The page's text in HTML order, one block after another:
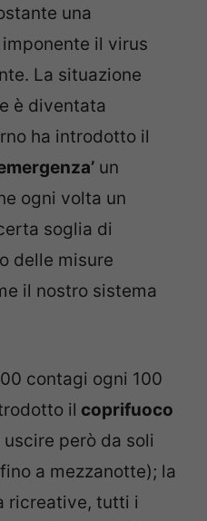
una
il virus
La situazione
è diventata
ha introdotto il
un
ogni volta un
soglia di
delle misure
il nostro sistema
contagi ogni 100
il coprifuoco
uscire però da soli
a mezzanotte); la
ricreative, tutti i